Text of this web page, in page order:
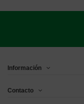
Información
Contacto